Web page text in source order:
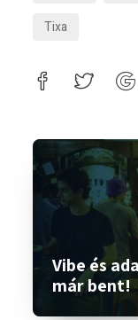
Tixa
Vibe és
már bent!